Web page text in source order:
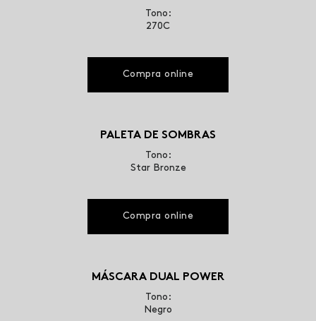
Tono:
270C
Compra online
PALETA DE SOMBRAS
Tono:
Star Bronze
Compra online
MÁSCARA DUAL POWER
Tono:
Negro